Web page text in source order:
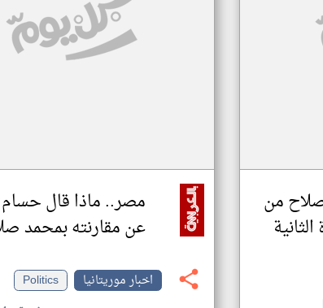
من
مصر.. ماذا قال
عن مقارنته بمحمد
اخبار موريتانيا
Politics